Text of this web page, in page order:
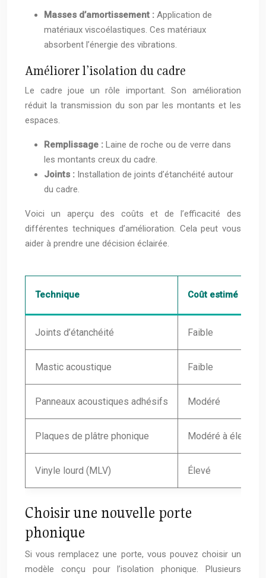
Masses d’amortissement : Application de
matériaux viscoélastiques. Ces matériaux
absorbent l’énergie des vibrations.
Améliorer l’isolation du cadre
Le cadre joue un rôle important. Son amélioration
réduit la transmission du son par les montants et les
espaces.
Remplissage : Laine de roche ou de verre dans
les montants creux du cadre.
Joints : Installation de joints d’étanchéité autour
du cadre.
Voici un aperçu des coûts et de l’efficacité des
différentes techniques d’amélioration. Cela peut vous
aider à prendre une décision éclairée.
Technique Coût estimé
Joints d’étanchéité Faible
Mastic acoustique Faible
Panneaux acoustiques adhésifs Modéré
Plaques de plâtre phonique Modéré à élevé
Vinyle lourd (MLV) Élevé
Choisir une nouvelle porte
phonique
Si vous remplacez une porte, vous pouvez choisir un
modèle conçu pour l’isolation phonique. Plusieurs